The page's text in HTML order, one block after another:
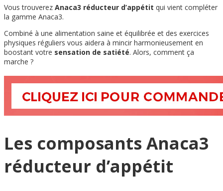
Vous trouverez Anaca3 réducteur d’appétit qui vient compléter
la gamme Anaca3.
Combiné à une alimentation saine et équilibrée et des exercices
physiques réguliers vous aidera à mincir harmonieusement en
boostant votre sensation de satiété. Alors, comment ça
marche ?
Les composants Anaca3
réducteur d’appétit